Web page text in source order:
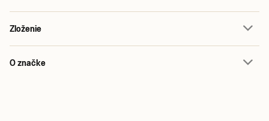
Zloženie
O značke